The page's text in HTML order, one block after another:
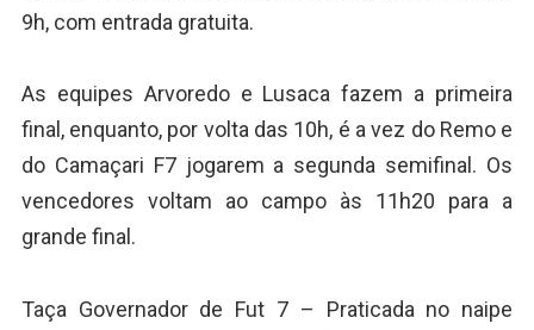
9h, com entrada gratuita.
As equipes Arvoredo e Lusaca fazem a primeira
final, enquanto, por volta das 10h, é a vez do Remo e
do Camaçari F7 jogarem a segunda semifinal. Os
vencedores voltam ao campo às 11h20 para a
grande final.
Taça Governador de Fut 7 – Praticada no naipe